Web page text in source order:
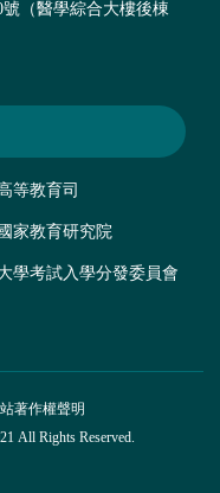
號（醫學綜合大樓後棟
等教育司
國家教育研究院
學考試入學分發委員會
著作權聲明
All Rights Reserved.